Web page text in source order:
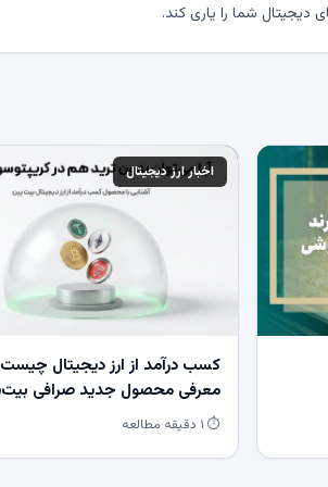
دیجیتال شما را یاری کند.
اخبار ارز دیجیتال
کسب درآمد از ارز دیجیتال
معرفی محصول جدید صرافی
⏱ ۱ دقیقه مطالعه